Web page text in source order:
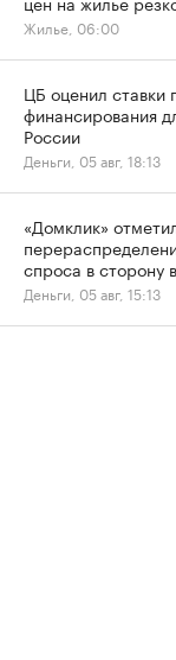
Жилье, 06:00
ЦБ оценил ставки
финансирования
России
Деньги, 05 авг, 18:13
«Домклик»
спроса в сторону
Деньги, 05 авг, 15:13